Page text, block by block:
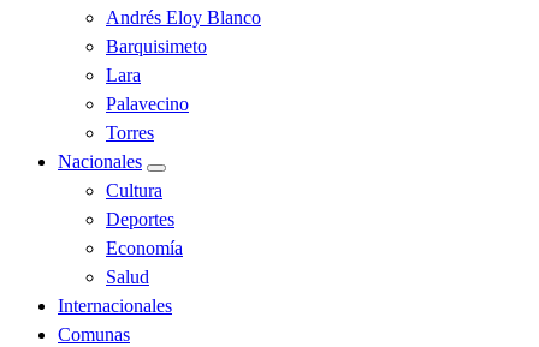
Andrés Eloy Blanco
Barquisimeto
Lara
Palavecino
Torres
Nacionales
Cultura
Deportes
Economía
Salud
Internacionales
Comunas